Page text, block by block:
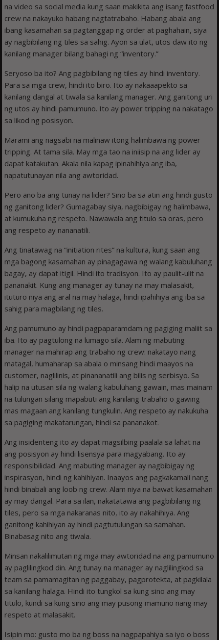
na video sa social media kung saan makikita ang isang fastfood
crew na nakayuko habang nagtatrabaho. Habang abala ang
ibang kasamahan sa pagtanggap ng order at paghahain, siya
ay nagbibilang ng tiles sa sahig. Ayon sa ulat, utos daw ito ng
kanilang manager bilang bahagi ng “inventory.”
Seryoso ba ito? Ang pagbibilang ng tiles ay hindi inventory.
Para sa mga crew, hindi ito biro. Ito ay nakaaapekto sa
kanilang dangal at tiwala sa kanilang manager. Ang ganitong uri
ng utos ay hindi pamumuno. Ito ay power tripping na nakatago
sa likod ng posisyon.
Marami ang nagsabi na malinaw itong halimbawa ng power
tripping. At tama sila. May mga tao na iniisip na ang lider ay
dapat katakutan. Akala nila kapag ipinahihiya ang iba,
napatutunayan nila ang awtoridad.
Pero ano ba ang tunay na lider? Sino ba sa atin ang hindi gusto
ng ganitong lider? Gumagabay siya, nagbibigay ng halimbawa,
at kumukuha ng respeto. Nawawala ang titulo sa oras, pero
ang respeto ay nananatili.
Ang tinatawag na “initiation rites” na kultura, kung saan ang
mga bagong kasamahan ay pinagagawa ng walang kabuluhang
bagay, ay dapat itigil. Hindi ito tradisyon. Ito ay paulit-ulit na
pananakit. Kung ang manager ay tunay na may malasakit,
ituturo niya ang aral na may halaga, hindi ipahihiya ang iba sa
sahig para magbilang ng tiles.
Ang pamumuno ay hindi pagpaparamdam ng pagiging maliit sa
iba. Ito ay pagtulong na lumago sila. Alam ng mabuting
manager na mahirap ang trabaho ng crew: nakatayo nang
matagal, humaharap sa abala o minsang hindi maayos na
customer, naglilinis, at pinananatili ang bilis ng serbisyo. Sa
halip na utusan sila ng walang kabuluhang gawain, mas mainam
na tulungan silang mapabuti ang kanilang trabaho o gawing
mas magaan ang kanilang tungkulin. Ang respeto ay nakukuha
sa pagiging makatarungan, hindi sa pananakot.
Ang insidenteng ito ay dapat magsilbing paalala sa lahat na
ang posisyon ay hindi lisensya para magyabang. Ito ay
responsibilidad. Ang mabuting manager ay nagbibigay ng
inspirasyon, hindi ng kahihiyan. Inaayos ang pagkakamali nang
hindi binabali ang loob ng crew. Alam niya na bawat kasamahan
ay may dangal. Para sa ilan, nakatatawa ang pagbibilang ng
tiles, pero sa mga nakaranas nito, ito ay nakahihiya. Ang
ganitong kahihiyan ay hindi pagtutulungan sa samahan.
Binabasag nito ang tiwala.
Minsan nakalilimutan ng mga may awtoridad na ang pamumuno
ay paglilingkod din. Ang tunay na manager ay naglilingkod sa
team sa pamamagitan ng paggabay, pagprotekta, at pagkilala
sa kanilang halaga. Hindi ito tungkol sa kung sino ang may
titulo, kundi sa kung sino ang may pusong mamuno nang may
respeto at malasakit.
Isipin mo: gusto mo ba ng boss na nagpapahiya sa iyo o boss